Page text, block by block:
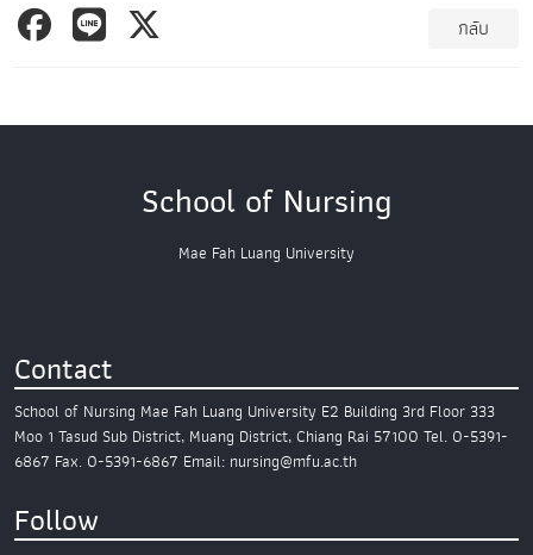
กลับ
School of Nursing
Mae Fah Luang University
Contact
School of Nursing Mae Fah Luang University E2 Building 3rd Floor 333
Moo 1 Tasud Sub District, Muang District, Chiang Rai 57100 Tel. 0-5391-
6867 Fax. 0-5391-6867 Email: nursing@mfu.ac.th
Follow